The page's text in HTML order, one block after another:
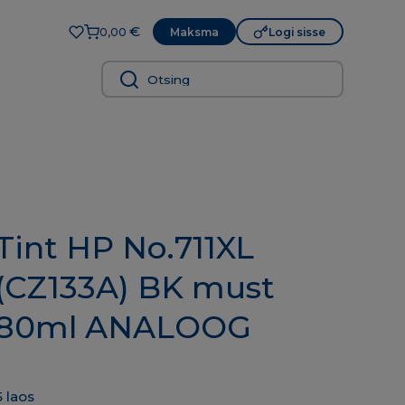
0,00€ Maksma Logi sisse
HP No.711XL
BK must
ANALOOG
laos